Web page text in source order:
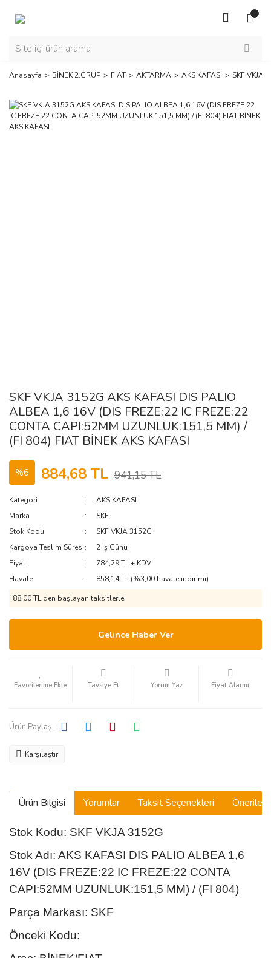
Anasayfa BİNEK 2.GRUP FIAT AKTARMA AKS KAFASI SKF VKJA
SKF VKJA 3152G AKS KAFASI DIS PALIO
ALBEA 1,6 16V (DIS FREZE:22 IC FREZE:22
CONTA CAPI:52MM UZUNLUK:151,5 MM) /
(FI 804) FIAT BİNEK AKS KAFASI
%6 884,68 TL 941,15 TL
Kategori
AKS KAFASI
Marka
SKF
Stok Kodu
SKF VKJA 3152G
Kargoya Teslim Süresi
2 İş Günü
Fiyat
784,29 TL + KDV
Havale
858,14 TL (%3,00 havale indirimi)
88,00 TL den başlayan taksitlerle!
Gelince Haber Ver
Tavsiye Et Yorum Yaz Fiyat Alarmı
Ürün Paylaş :
Karşılaştır
Ürün Bilgisi Yorumlar Taksit Seçenekleri
Stok Kodu: SKF VKJA 3152G
Stok Adı: AKS KAFASI DIS PALIO ALBEA 1,6
16V (DIS FREZE:22 IC FREZE:22 CONTA
CAPI:52MM UZUNLUK:151,5 MM) / (FI 804)
Parça Markası: SKF
Önceki Kodu: